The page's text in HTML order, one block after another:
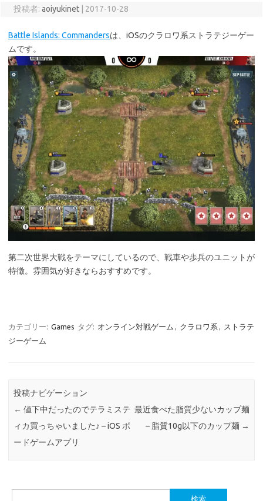
投稿者: aoiyukinet 2017-10-28
Battle Islands: Commandersは、iOSのクラロワ系ストラテジーゲー
ムです。
第二次世界大戦をテーマにしているので、戦車や歩兵のユニットが
特徴。雰囲気が好きならおすすめです。
カテゴリー: Games タグ: オンライン対戦ゲーム , クラロワ系 , ストラテ
ジーゲーム
投稿ナビゲーション
← 値下中だったのでテラミステ
ィカ買っちゃいました♪ – iOS ボ
ードゲームアプリ
最近食べた脂質少ないカップ麺
– 脂質10g以下のカップ麺 →